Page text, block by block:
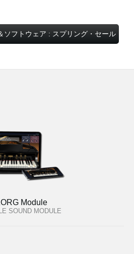
ソフトウェア : スプリング・セール
Module
SOUND MODULE